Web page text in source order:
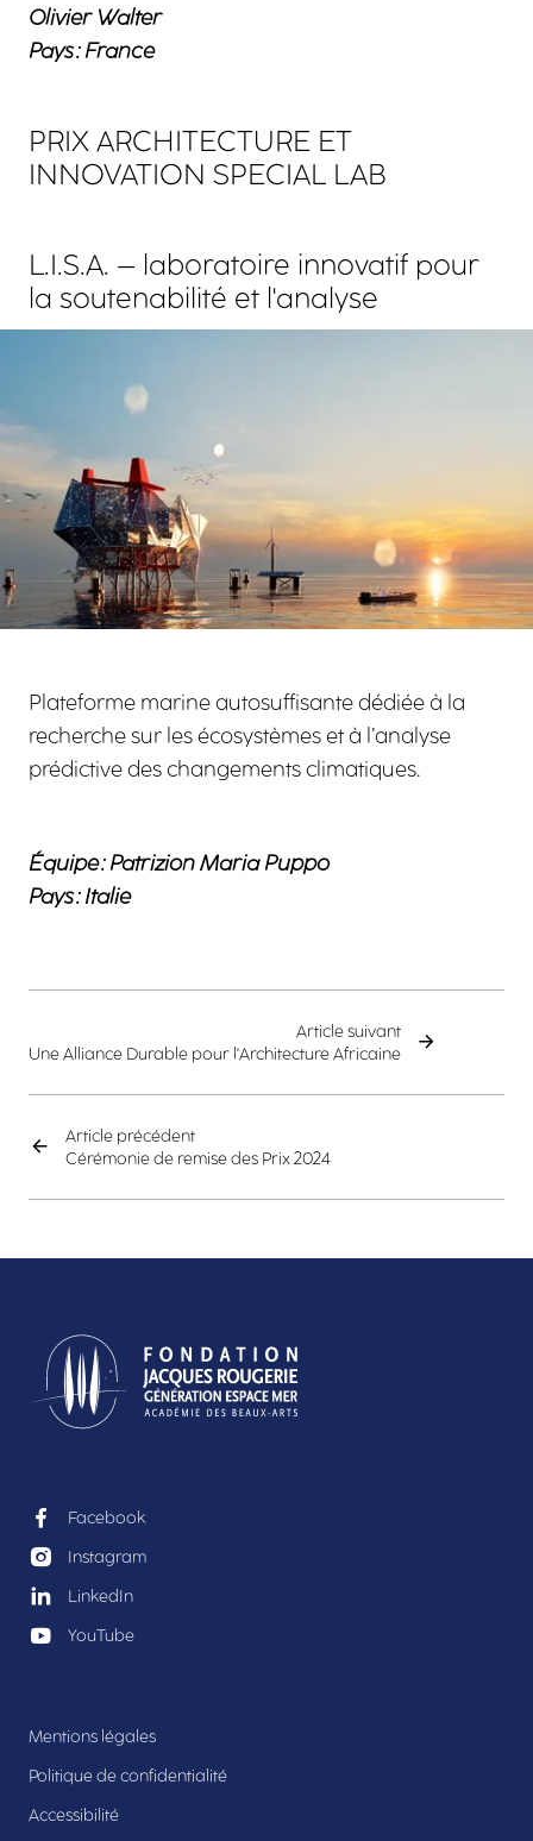
Olivier Walter
Pays : France
PRIX ARCHITECTURE ET
INNOVATION SPECIAL LAB
L.I.S.A. – laboratoire innovatif pour
la soutenabilité et l'analyse
Plateforme marine autosuffisante dédiée à la
recherche sur les écosystèmes et à l’analyse
prédictive des changements climatiques.
Équipe : Patrizion Maria Puppo
Pays : Italie
Article précédent
Cérémonie de remise des Prix 2024
Article suivant
Une Alliance Durable pour l'Architecture Africaine
Facebook
Instagram
LinkedIn
YouTube
Mentions légales
Politique de confidentialité
Accessibilité